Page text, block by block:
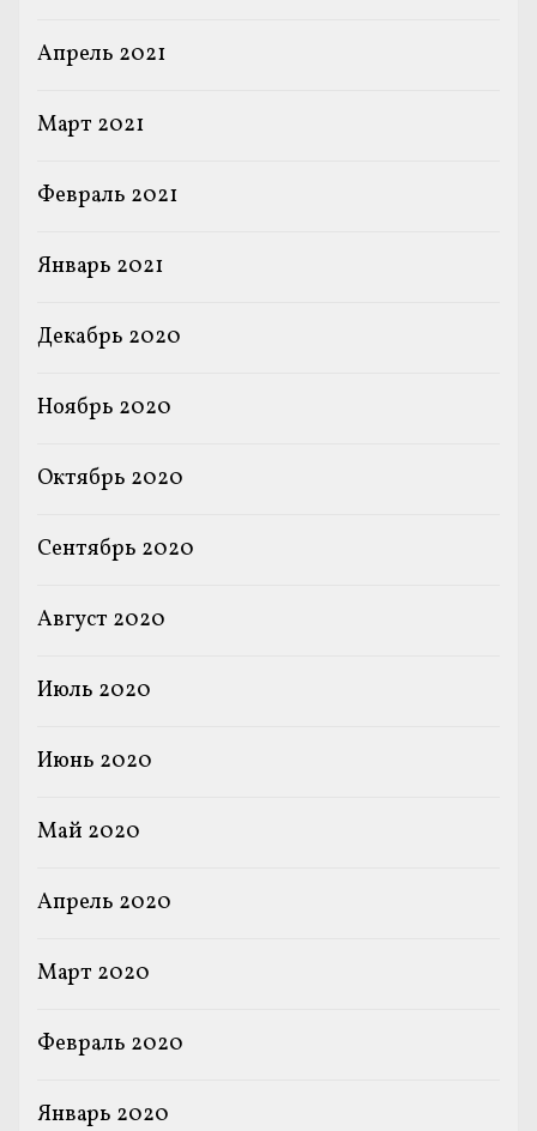
Апрель 2021
Март 2021
Февраль 2021
Январь 2021
Декабрь 2020
Ноябрь 2020
Октябрь 2020
Сентябрь 2020
Август 2020
Июль 2020
Июнь 2020
Май 2020
Апрель 2020
Март 2020
Февраль 2020
Январь 2020